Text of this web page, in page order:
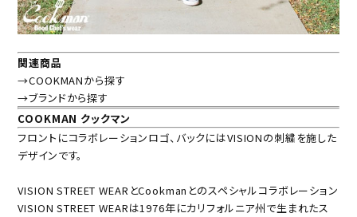
関連商品
→COOKMANから探す
→ブランドから探す
COOKMAN クックマン
フロントにコラボレーションロゴ、バックにはVISIONの刺繍を施した
デザインです。
VISION STREET WEARとCookmanとのスペシャルコラボレーション
VISION STREET WEARは1976年にカリフォルニア州で生まれたス